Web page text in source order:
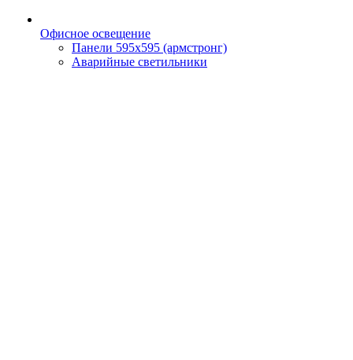
Офисное освещение
Панели 595х595 (армстронг)
Аварийные светильники